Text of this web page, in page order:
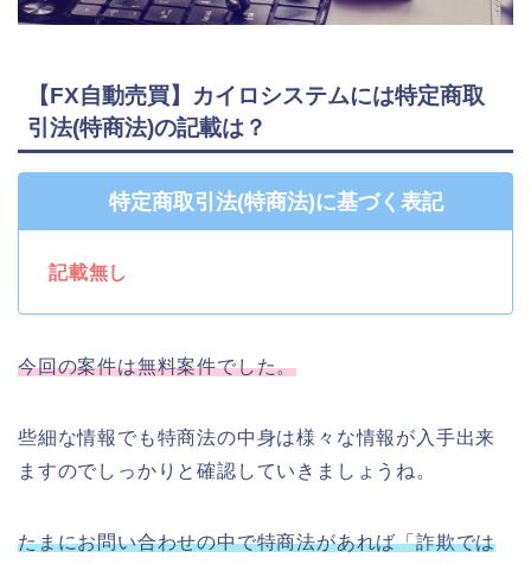
【FX自動売買】カイロシステムには特定商取
引法(特商法)の記載は？
特定商取引法(特商法)に基づく表記
記載無し
今回の案件は無料案件でした。
些細な情報でも特商法の中身は様々な情報が入手出来
ますのでしっかりと確認していきましょうね。
たまにお問い合わせの中で特商法があれば「詐欺では